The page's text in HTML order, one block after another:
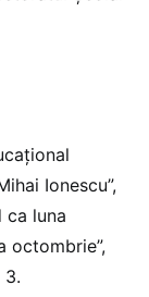
Ionescu”,
ca luna
octombrie”,
3.